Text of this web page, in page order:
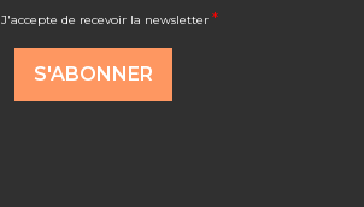
J'accepte de recevoir la newsletter*
S'ABONNER